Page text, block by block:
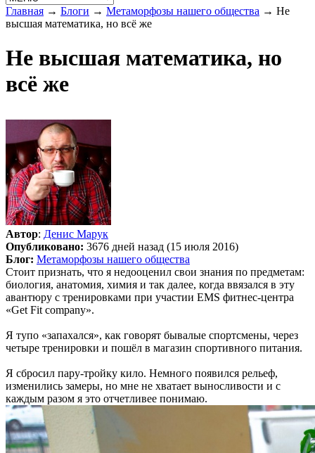
Главная → Блоги → Метаморфозы нашего общества → Не
высшая математика, но всё же
Не высшая математика, но
всё же
Автор: Денис Марук
Опубликовано: 3676 дней назад (15 июля 2016)
Блог: Метаморфозы нашего общества
Стоит признать, что я недооценил свои знания по предметам:
биология, анатомия, химия и так далее, когда ввязался в эту
авантюру с тренировками при участии EMS фитнес-центра
«Get Fit company».
Я тупо «запахался», как говорят бывалые спортсмены, через
четыре тренировки и пошёл в магазин спортивного питания.
Я сбросил пару-тройку кило. Немного появился рельеф,
изменились замеры, но мне не хватает выносливости и с
каждым разом я это отчетливее понимаю.